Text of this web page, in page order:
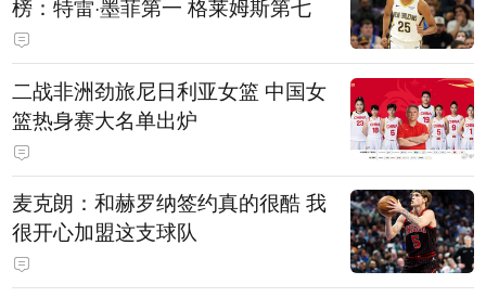
榜：特雷·墨菲第一 格莱姆斯第七
二战非洲劲旅尼日利亚女篮 中国女
篮热身赛大名单出炉
麦克朗：和赫罗纳签约真的很酷 我
很开心加盟这支球队